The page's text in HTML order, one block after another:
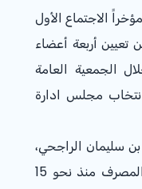
الاجتماع الأول
تعيين أربعة أعضاء
الجمعية العامة
مجلس ادارة
سليمان الراجحي،
الذي يتمتع بعضوية مجلس إدارة المصرف منذ نحو 15